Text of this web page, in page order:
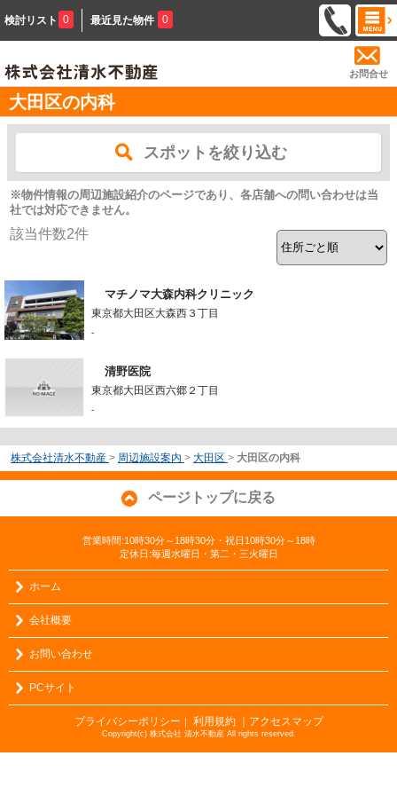
検討リスト 0 最近見た物件 0
お問合せ
大田区の内科
スポットを絞り込む
※物件情報の周辺施設紹介のページであり、各店舗への問い合わせは当
社では対応できません。
該当件数2件
マチノマ大森内科クリニック
東京都大田区大森西３丁目
-
清野医院
東京都大田区西六郷２丁目
-
株式会社清水不動産 > 周辺施設案内 > 大田区 > 大田区の内科
ページトップに戻る
営業時間:10時30分～18時30分・祝日10時30分～18時
定休日:毎週水曜日・第二・三火曜日
ホーム
会社概要
お問い合わせ
PCサイト
プライバシーポリシー ｜ 利用規約 ｜アクセスマップ
Copyright(c) 株式会社 清水不動産 All rights reserved.